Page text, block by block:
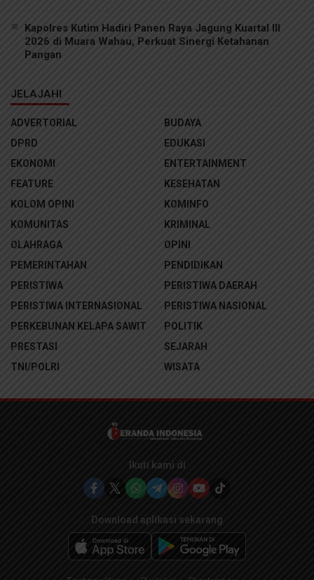
Kapolres Kutim Hadiri Panen Raya Jagung Kuartal III
2026 di Muara Wahau, Perkuat Sinergi Ketahanan
Pangan
JELAJAHI
ADVERTORIAL
BUDAYA
DPRD
EDUKASI
EKONOMI
ENTERTAINMENT
FEATURE
KESEHATAN
KOLOM OPINI
KOMINFO
KOMUNITAS
KRIMINAL
OLAHRAGA
OPINI
PEMERINTAHAN
PENDIDIKAN
PERISTIWA
PERISTIWA DAERAH
PERISTIWA INTERNASIONAL
PERISTIWA NASIONAL
PERKEBUNAN KELAPA SAWIT
POLITIK
PRESTASI
SEJARAH
TNI/POLRI
WISATA
Ikuti kami di
Download aplikasi sekarang